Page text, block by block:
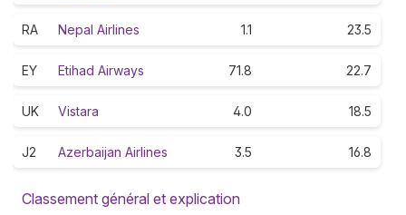
RA Nepal Airlines 1.1 23.5
EY Etihad Airways 71.8 22.7
UK Vistara 4.0 18.5
J2 Azerbaijan Airlines 3.5 16.8
Classement général et explication